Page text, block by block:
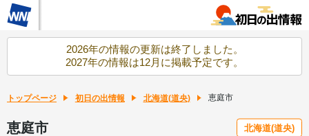
2026年の情報の更新は終了しました。
2027年の情報は12月に掲載予定です。
トップページ 初日の出情報 北海道(道央) 恵庭市
恵庭市 北海道(道央)